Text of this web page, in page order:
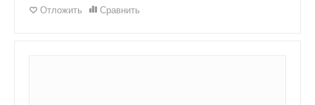
Отложить
Сравнить